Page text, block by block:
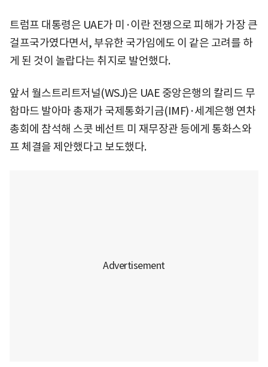
트럼프 대통령은 UAE가 미·이란 전쟁으로 피해가 가장 큰
걸프국가였다면서, 부유한 국가임에도 이 같은 고려를 하
게 된 것이 놀랍다는 취지로 발언했다.
앞서 월스트리트저널(WSJ)은 UAE 중앙은행의 칼리드 무
함마드 발아마 총재가 국제통화기금(IMF)·세계은행 연차
총회에 참석해 스콧 베선트 미 재무장관 등에게 통화스와
프 체결을 제안했다고 보도했다.